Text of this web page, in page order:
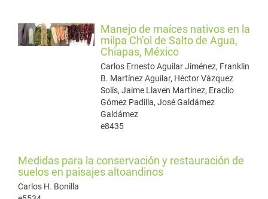
Manejo de maíces nativos en la
milpa Ch’ol de Salto de Agua,
Chiapas, México
Carlos Ernesto Aguilar Jiménez, Franklin
B. Martínez Aguilar, Héctor Vázquez
Solís, Jaime Llaven Martínez, Eraclio
Gómez Padilla, José Galdámez
Galdámez
e8435
Medidas para la conservación y restauración de
suelos en paisajes altoandinos
Carlos H. Bonilla